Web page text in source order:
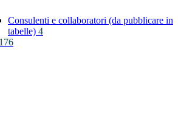
Consulenti e collaboratori (da pubblicare in
tabelle) 4
176